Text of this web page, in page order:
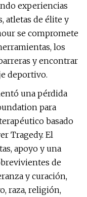
experiencias
atletas de élite y
se compromete
los
y encontrar
deportivo.
una pérdida
para
basado
Tragedy. El
apoyo y una
de
y curación,
raza, religión,